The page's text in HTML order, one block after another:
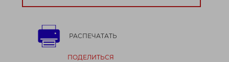
РАСПЕЧАТАТЬ
ПОДЕЛИТЬСЯ